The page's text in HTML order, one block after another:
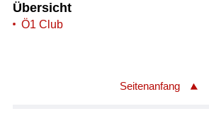
Übersicht
Ö1 Club
Seitenanfang